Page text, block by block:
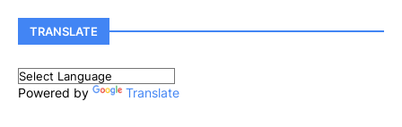
TRANSLATE
Powered by Translate